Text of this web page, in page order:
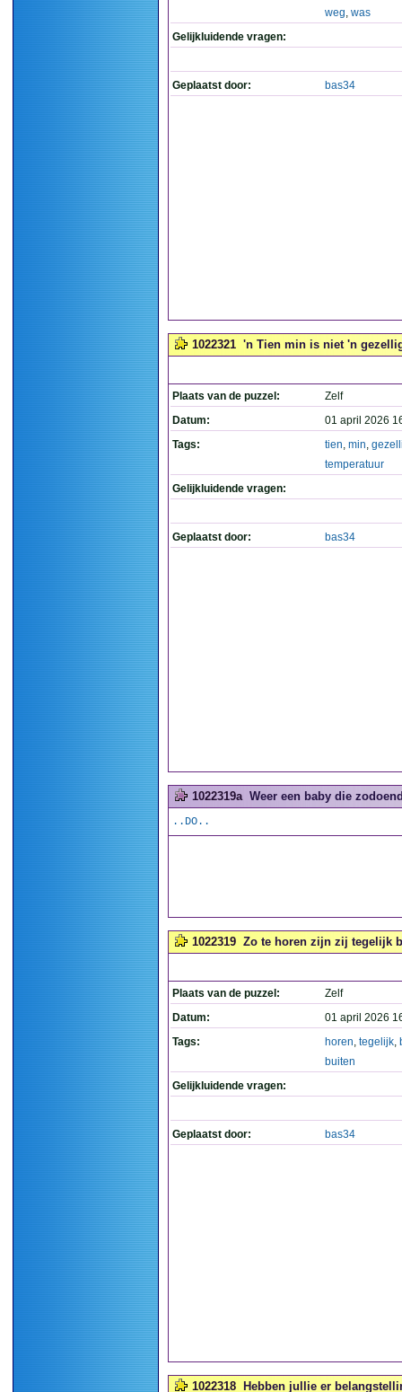
weg, was
Gelijkluidende vragen:
Geplaatst door: bas34
1022321 'n Tien min is niet 'n
Plaats van de puzzel:
Zelf
Datum:
01 april 2026
Tags:
tien, min,
temperatuur
Gelijkluidende vragen:
Geplaatst door: bas34
1022319a Weer een baby die
..DO..
1022319 Zo te horen zijn zij tegelijk
Plaats van de puzzel:
Zelf
Datum:
01 april 2026
Tags:
horen, tegelijk,
buiten
Gelijkluidende vragen:
Geplaatst door: bas34
1022318 Hebben jullie er